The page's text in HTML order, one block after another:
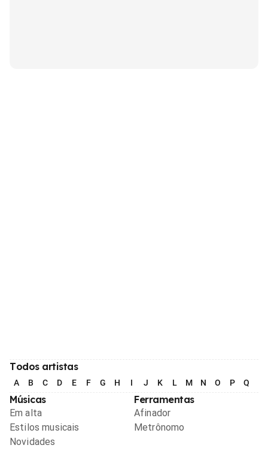
Todos artistas
A B C D E F G H I J K L M N O P Q
Músicas
Em alta
Estilos musicais
Novidades
Ferramentas
Afinador
Metrônomo